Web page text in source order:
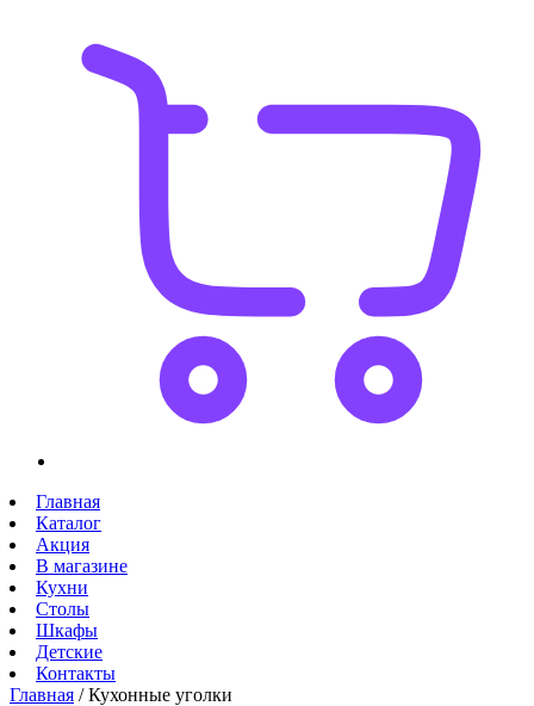
Главная
Каталог
Акция
В магазине
Кухни
Столы
Шкафы
Детские
Контакты
Главная / Кухонные уголки